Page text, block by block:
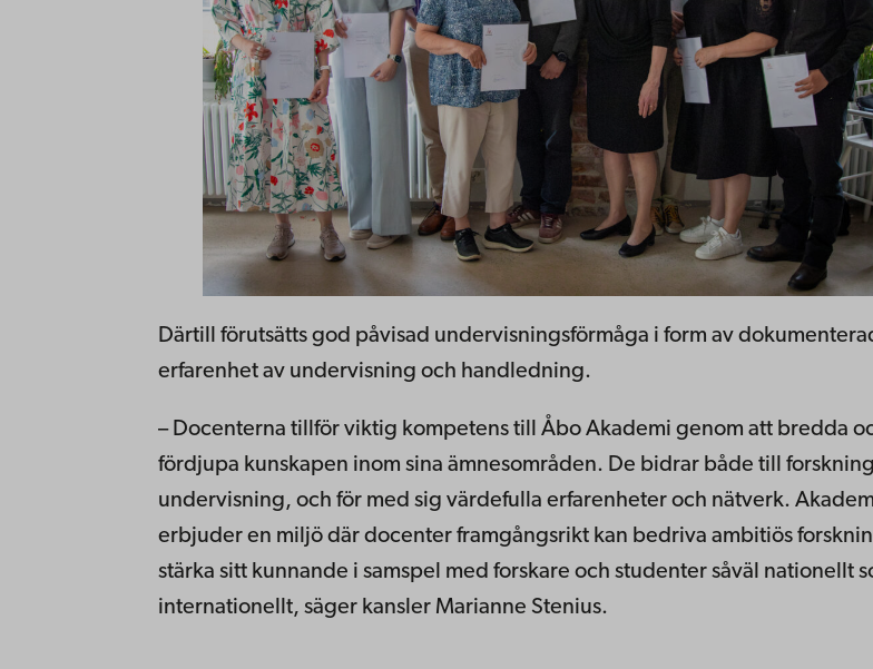
Därtill förutsätts god påvisad undervisningsförmåga i form av
erfarenhet av undervisning och handledning.
– Docenterna tillför viktig kompetens till Åbo Akademi genom att bredda
fördjupa kunskapen inom sina ämnesområden. De bidrar både till
undervisning, och för med sig värdefulla erfarenheter och nätverk.
erbjuder en miljö där docenter framgångsrikt kan bedriva ambitiös
stärka sitt kunnande i samspel med forskare och studenter såväl nationellt
internationellt, säger kansler Marianne Stenius.